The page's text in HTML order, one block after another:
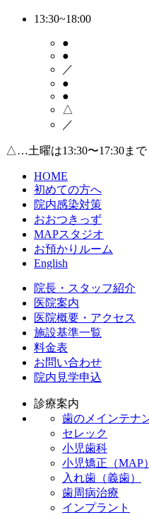
13:30~18:00
●
●
／
●
●
△
／
△…土曜は13:30〜17:30ま
HOME
初めての方へ
院内感染対策
おおつきっず
MAPスタジオ
お預かりルーム
English
院長・スタッフ紹介
医院案内
医院概要・アクセス
施設基準一覧
料金表
お問い合わせ
院内見学申込
診療案内
歯のメインテナ
セレック
小児歯科
小児矯正（MAP）
入れ歯（義歯）
歯周病治療
インプラント